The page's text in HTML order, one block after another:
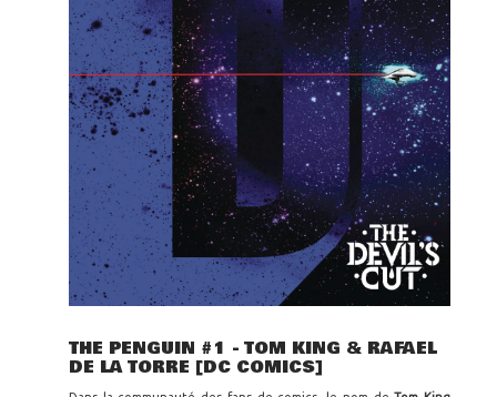
THE PENGUIN #1 - TOM KING & RAFAEL
DE LA TORRE [DC COMICS]